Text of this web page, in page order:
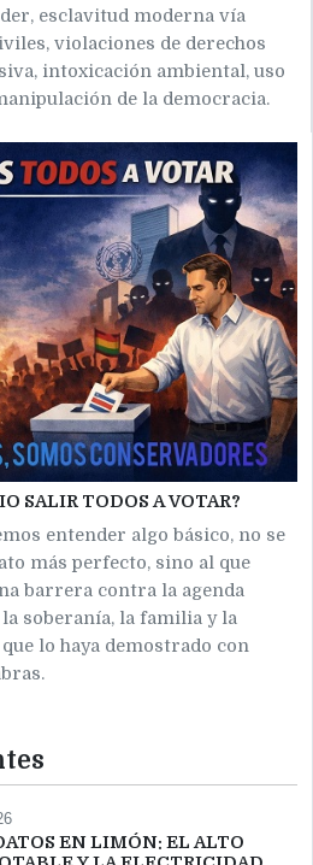
esclavitud moderna vía
violaciones de derechos
intoxicación ambiental, uso
de la democracia.
SALIR TODOS A VOTAR?
entender algo básico, no se
más perfecto, sino al que
barrera contra la agenda
soberanía, la familia y la
lo haya demostrado con
EN LIMÓN: EL ALTO